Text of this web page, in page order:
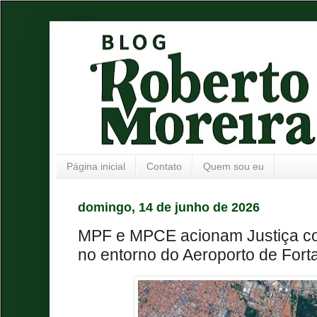
Página inicial Contato Quem sou eu
domingo, 14 de junho de 2026
MPF e MPCE acionam Justiça
no entorno do Aeroporto de